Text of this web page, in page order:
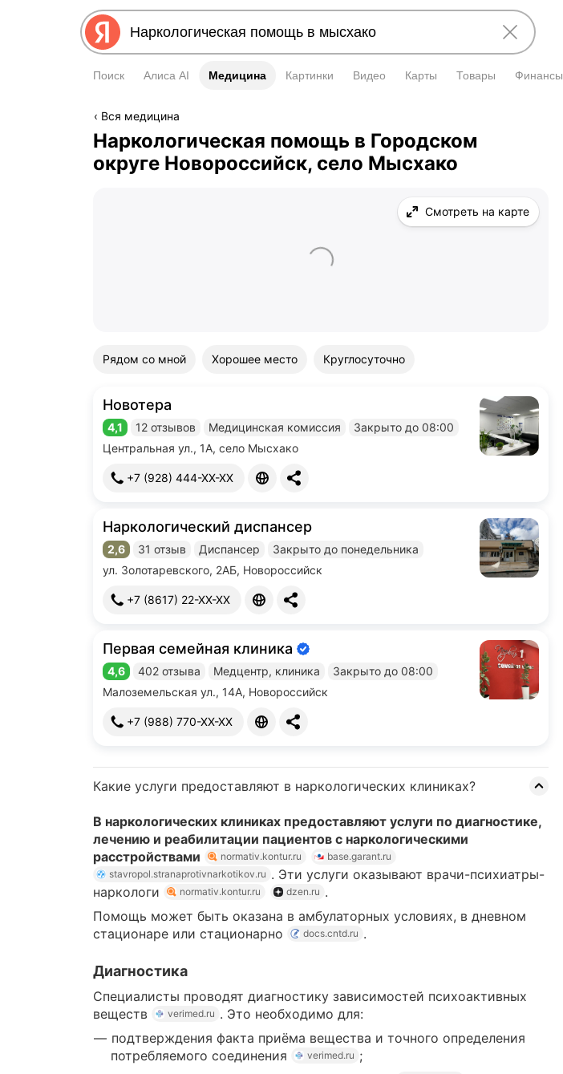
Поиск Алиса AI Медицина
Медицина Картинки Видео Карты Товары Финансы
Вся медицина
Наркологическая помощь в Городском
округе Новороссийск, село Мысхако
Смотреть на карте
Рядом со мной Хорошее место Круглосуточно
Новотера
Рейтинг 4,1 из 5
4,1 12 отзывов Медицинская комиссия
Закрыто до 08:00
Центральная ул., 1А, село Мысхако
+7 (928) 444-XX-XX
Наркологический диспансер
Рейтинг 2,6 из 5
2,6 31 отзыв Диспансер
Закрыто до понедельника
ул. Золотаревского, 2АБ, Новороссийск
+7 (8617) 22-XX-XX
Первая семейная клиника
Информация об организации подтверждена владельцем.
Рейтинг 4,6 из 5
4,6 402 отзыва Медцентр, клиника
Закрыто до 08:00
Малоземельская ул., 14А, Новороссийск
+7 (988) 770-XX-XX
Какие услуги предоставляют в наркологических клиниках?
В наркологических клиниках предоставляют услуги по диагностике,
лечению и реабилитации пациентов с наркологическими
расстройствами
normativ.kontur.ru
base.garant.ru
stavropol.stranaprotivnarkotikov.ru . Эти услуги оказывают врачи-психиатры-
наркологи
normativ.kontur.ru dzen.ru .
Помощь может быть оказана в амбулаторных условиях, в дневном
стационаре или стационарно
docs.cntd.ru .
Диагностика
Специалисты проводят диагностику зависимостей психоактивных
веществ
verimed.ru . Это необходимо для:
подтверждения факта приёма вещества и точного определения
потребляемого соединения
verimed.ru ;